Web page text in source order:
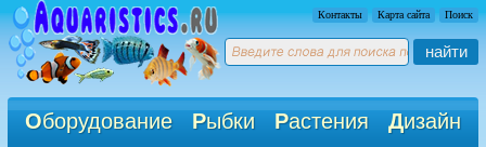
Контакты Карта сайта Поиск
найти
Оборудование Рыбки Растения Дизайн